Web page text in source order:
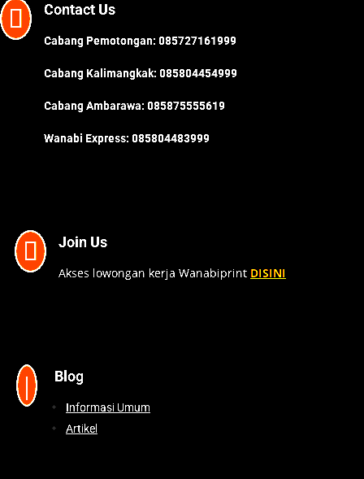
 Contact Us
Cabang Pemotongan: 085727161999
Cabang Kalimangkak: 085804454999
Cabang Ambarawa: 085875555619
Wanabi Express: 085804483999
 Join Us
Akses lowongan kerja Wanabiprint DISINI
| Blog
Informasi Umum
Artikel